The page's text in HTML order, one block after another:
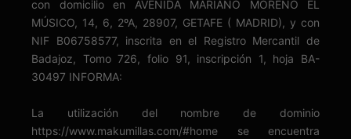
con domicilio en AVENIDA MARIANO MORENO EL
MÚSICO, 14, 6, 2ºA, 28907, GETAFE ( MADRID), y con
NIF B06758577, inscrita en el Registro Mercantil de
Badajoz, Tomo 726, folio 91, inscripción 1, hoja BA-
30497 INFORMA:
La utilización del nombre de dominio
https://www.makumillas.com/#home se encuentra